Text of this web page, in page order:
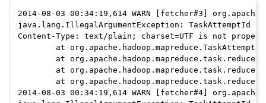
2014-08-03 00:34:19,614 WARN [fetcher#3]
java.lang.IllegalArgumentException: TaskAttemptId
Content-Type: text/plain; charset=UTF is not
at
at
at
at
2014-08-03 00:34:19,614 WARN [fetcher#4]